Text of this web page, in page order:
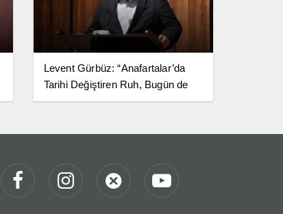
Levent Gürbüz: “Anafartalar’da
Tarihi Değiştiren Ruh, Bugün de
Milletimize Yol Göstermeye